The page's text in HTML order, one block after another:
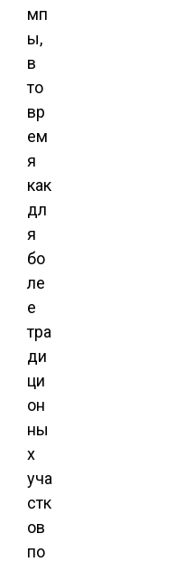
мп
ы,
в
то
вр
ем
я
как
дл
я
бо
ле
е
тра
ди
ци
он
ны
х
уча
стк
ов
по